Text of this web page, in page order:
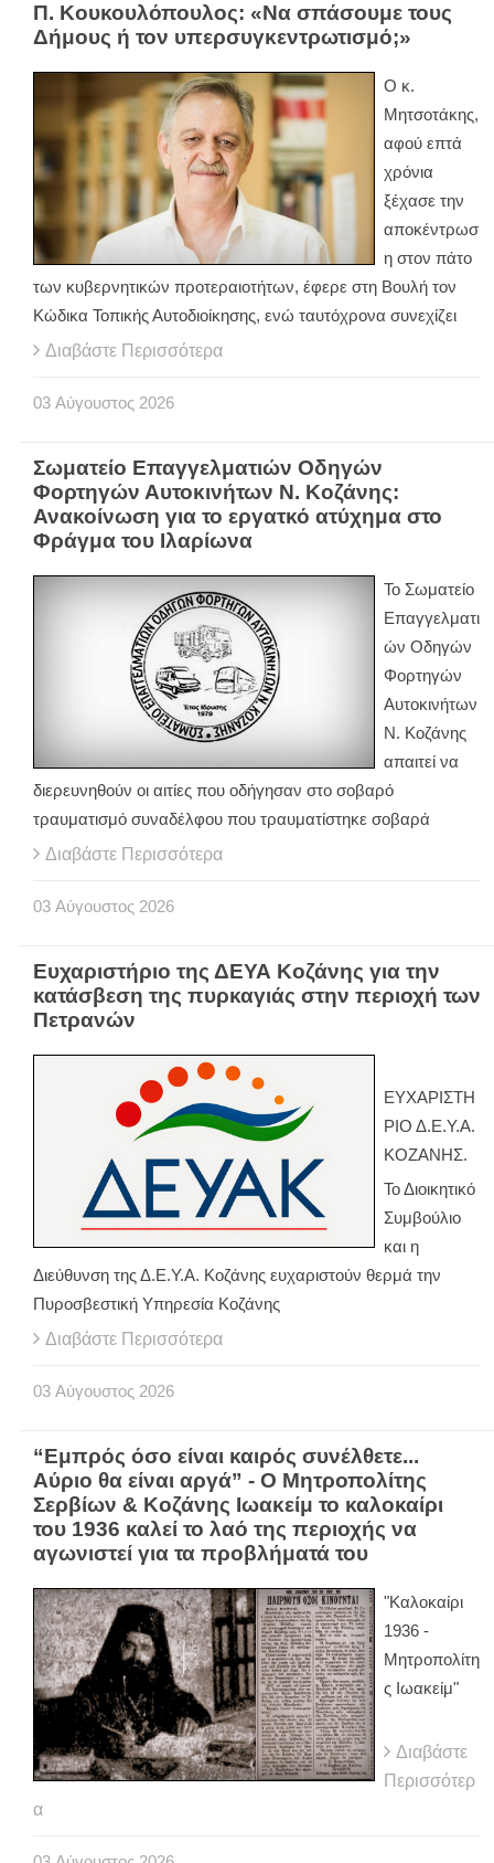
Π. Κουκουλόπουλος: «Να σπάσουμε τους
Δήμους ή τον υπερσυγκεντρωτισμό;»
Ο κ.
Μητσοτάκης,
αφού επτά
χρόνια
ξέχασε την
αποκέντρωσ
η στον πάτο
των κυβερνητικών προτεραιοτήτων, έφερε στη Βουλή τον
Κώδικα Τοπικής Αυτοδιοίκησης, ενώ ταυτόχρονα συνεχίζει
Διαβάστε Περισσότερα
03 Αύγουστος 2026
Σωματείο Επαγγελματιών Οδηγών
Φορτηγών Αυτοκινήτων Ν. Κοζάνης:
Ανακοίνωση για το εργατκό ατύχημα στο
Φράγμα του Ιλαρίωνα
Το Σωματείο
Επαγγελματι
ών Οδηγών
Φορτηγών
Αυτοκινήτων
Ν. Κοζάνης
απαιτεί να
διερευνηθούν οι αιτίες που οδήγησαν στο σοβαρό
τραυματισμό συναδέλφου που τραυματίστηκε σοβαρά
Διαβάστε Περισσότερα
03 Αύγουστος 2026
Ευχαριστήριο της ΔΕΥΑ Κοζάνης για την
κατάσβεση της πυρκαγιάς στην περιοχή των
Πετρανών
ΕΥΧΑΡΙΣΤΗ
ΡΙΟ Δ.Ε.Υ.Α.
ΚΟΖΑΝΗΣ.
Το Διοικητικό
Συμβούλιο
και η
Διεύθυνση της Δ.Ε.Υ.Α. Κοζάνης ευχαριστούν θερμά την
Πυροσβεστική Υπηρεσία Κοζάνης
Διαβάστε Περισσότερα
03 Αύγουστος 2026
“Εμπρός όσο είναι καιρός συνέλθετε...
Αύριο θα είναι αργά” - Ο Μητροπολίτης
Σερβίων & Κοζάνης Ιωακείμ το καλοκαίρι
του 1936 καλεί το λαό της περιοχής να
αγωνιστεί για τα προβλήματά του
"Καλοκαίρι
1936 -
Μητροπολίτη
ς Ιωακείμ"
Διαβάστε
Περισσότερ
α